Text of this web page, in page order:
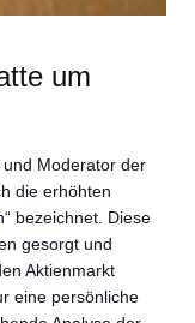
um
Moderator der
die erhöhten
bezeichnet. Diese
gesorgt und
Aktienmarkt
eine persönliche